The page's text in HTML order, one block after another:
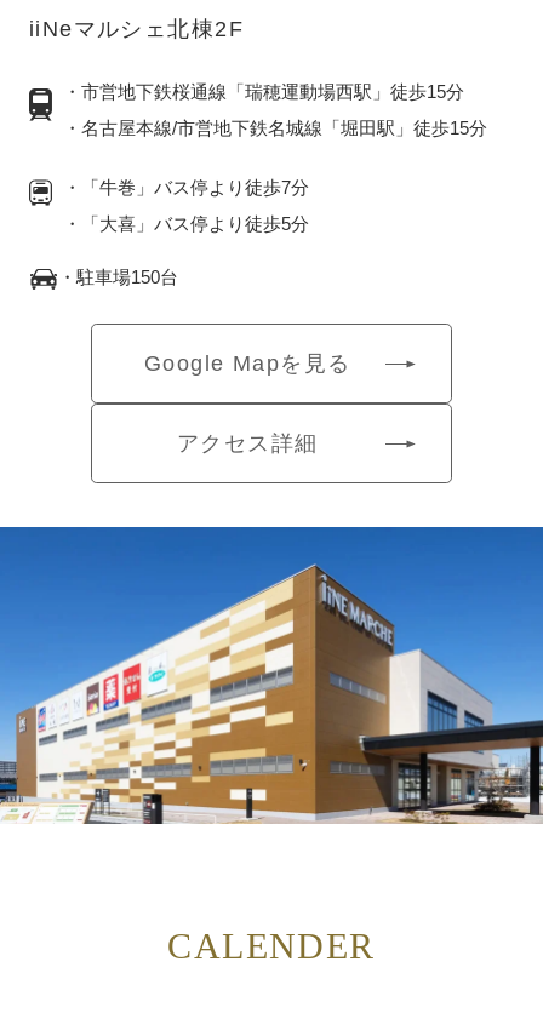
iiNeマルシェ北棟2F
・市営地下鉄桜通線「瑞穂運動場西駅」徒歩15分
・名古屋本線/市営地下鉄名城線「堀田駅」徒歩15分
・「牛巻」バス停より徒歩7分
・「大喜」バス停より徒歩5分
・駐車場150台
Google Mapを見る
アクセス詳細
CALENDER